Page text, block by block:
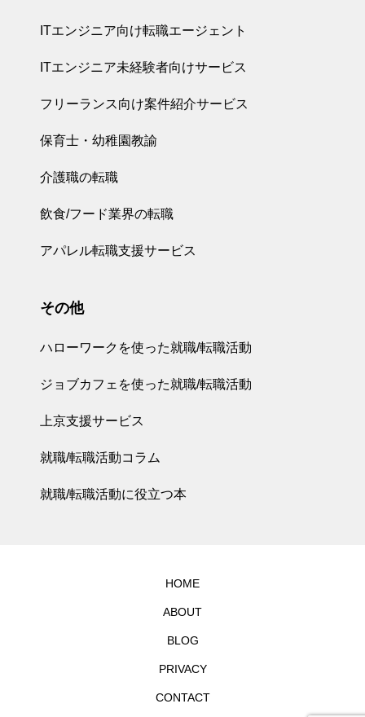
ITエンジニア向け転職エージェント
ITエンジニア未経験者向けサービス
フリーランス向け案件紹介サービス
保育士・幼稚園教諭
介護職の転職
飲食/フード業界の転職
アパレル転職支援サービス
その他
ハローワークを使った就職/転職活動
ジョブカフェを使った就職/転職活動
上京支援サービス
就職/転職活動コラム
就職/転職活動に役立つ本
HOME
ABOUT
BLOG
PRIVACY
CONTACT